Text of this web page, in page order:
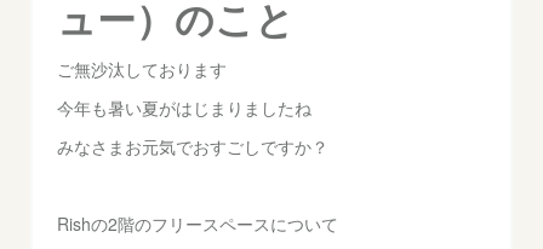
ュー）のこと
ご無沙汰しております
今年も暑い夏がはじまりましたね
みなさまお元気でおすごしですか？
Rishの2階のフリースペースについて